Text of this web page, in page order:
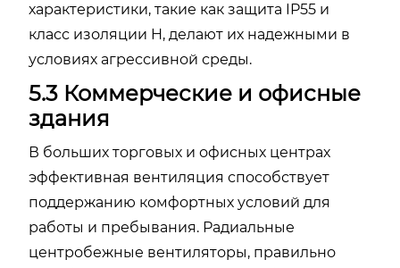
характеристики, такие как защита IP55 и
класс изоляции H, делают их надежными в
условиях агрессивной среды.
5.3 Коммерческие и офисные
здания
В больших торговых и офисных центрах
эффективная вентиляция способствует
поддержанию комфортных условий для
работы и пребывания. Радиальные
центробежные вентиляторы, правильно